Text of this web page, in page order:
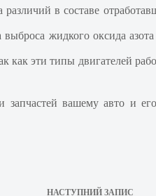
в составе
жидкого оксида
эти типы двигателей
запчастей вашему авто и
НАСТУПНИЙ ЗАПИС